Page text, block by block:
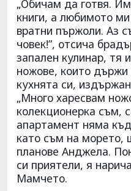
„Обичам да готвя.
книги, а любимото
вратни пържоли. Аз
човек!”, отсича
запален кулинар, тя
ножове, които
кухнята си,
„Много харесвам
колекционерка съм,
апартамент няма
като съм на морето,
планове Анджела.
си приятели, я
Мамчето.